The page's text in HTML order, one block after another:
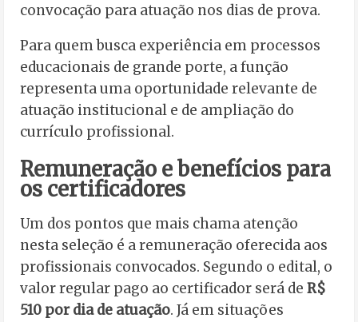
convocação para atuação nos dias de prova.
Para quem busca experiência em processos
educacionais de grande porte, a função
representa uma oportunidade relevante de
atuação institucional e de ampliação do
currículo profissional.
Remuneração e benefícios para
os certificadores
Um dos pontos que mais chama atenção
nesta seleção é a remuneração oferecida aos
profissionais convocados. Segundo o edital, o
valor regular pago ao certificador será deR$
510 por dia de atuação. Já em situações